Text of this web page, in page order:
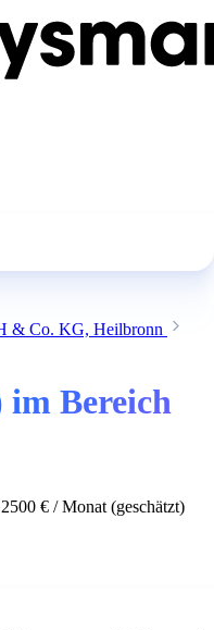
& Co. KG, Heilbronn
Bereich
€ / Monat (geschätzt)